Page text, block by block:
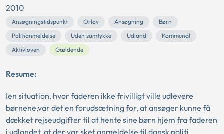
2010
Ansøgningstidspunkt Orlov Ansøgning
Børn
Politianmeldelse
Uden samtykke Udland
Kommunal
Aktivloven
Gældende
Resume:
Ien situation, hvor faderen ikke frivilligt ville udlevere
børnene,var det en forudsætning for, at ansøger kunne få
dækket rejseudgifter til at hente sine børn hjem fra faderen
i udlandet, at der var sket anmeldelse til dansk politi.